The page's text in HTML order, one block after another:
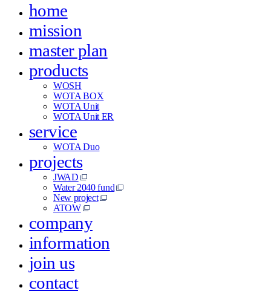
home
mission
master plan
products
WOSH
WOTA BOX
WOTA Unit
WOTA Unit ER
service
WOTA Duo
projects
JWAD
Water 2040 fund
New project
ATOW
company
information
join us
contact